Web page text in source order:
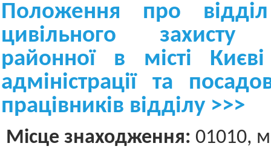
Положення про
цивільного захисту
районної в місті
адміністрації та
працівників відділу >>>
Місце знаходження: 01010,